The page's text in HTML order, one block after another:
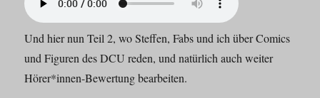
Und hier nun Teil 2, wo Steffen, Fabs und ich über Comics
und Figuren des DCU reden, und natürlich auch weiter
Hörer*innen-Bewertung bearbeiten.